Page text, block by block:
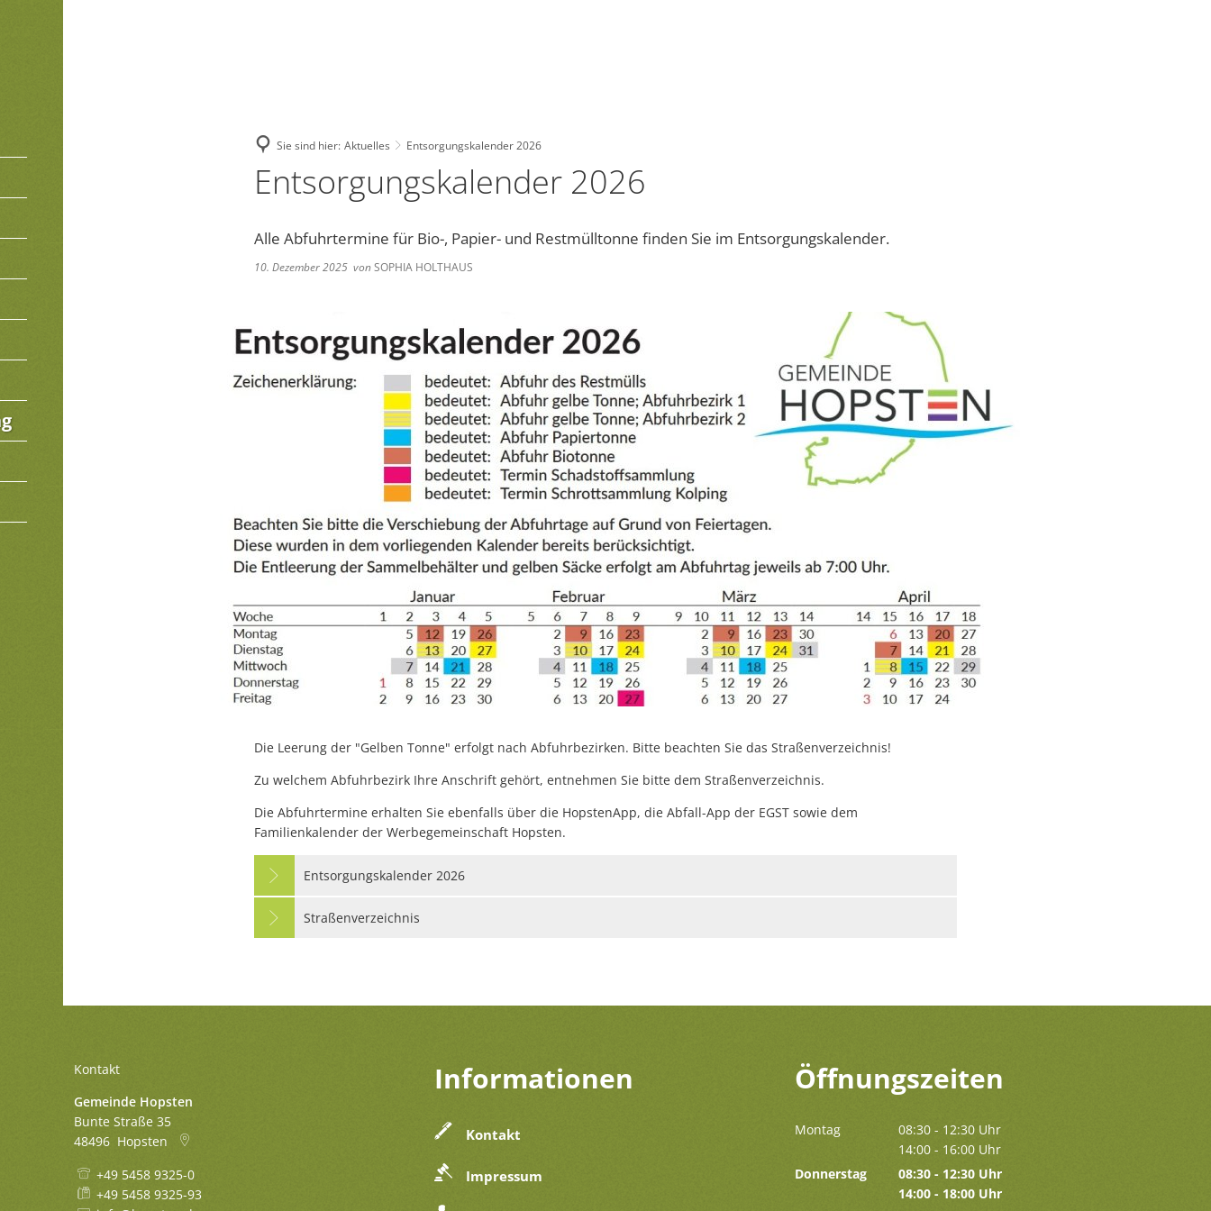
Sie sind hier: Aktuelles Entsorgungskalender 2026
Entsorgungskalender 2026
Alle Abfuhrtermine für Bio-, Papier- und Restmülltonne finden Sie im Entsorgungskalender.
10. Dezember 2025 vonSOPHIA HOLTHAUS
Die Leerung der "Gelben Tonne" erfolgt nach Abfuhrbezirken. Bitte beachten Sie das Straßenverzeichnis!
Zu welchem Abfuhrbezirk Ihre Anschrift gehört, entnehmen Sie bitte dem Straßenverzeichnis.
Die Abfuhrtermine erhalten Sie ebenfalls über die HopstenApp, die Abfall-App der EGST sowie dem
Familienkalender der Werbegemeinschaft Hopsten.
Entsorgungskalender 2026
Straßenverzeichnis
Kontakt
Gemeinde Hopsten
Bunte Straße 35
48496 Hopsten
+49 5458 9325-0
+49 5458 9325-93
Informationen
Kontakt
Impressum
Öffnungszeiten
Montag 08:30 - 12:30 Uhr
Von 08:30 bis 12:30 Uhr
14:00 - 16:00 Uhr
Von 14:00 bis 16:00 Uhr
Donnerstag 08:30 - 12:30 Uhr
Von 08:30 bis 12:30 Uhr
14:00 - 18:00 Uhr